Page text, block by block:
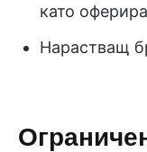
като
Нарастващ